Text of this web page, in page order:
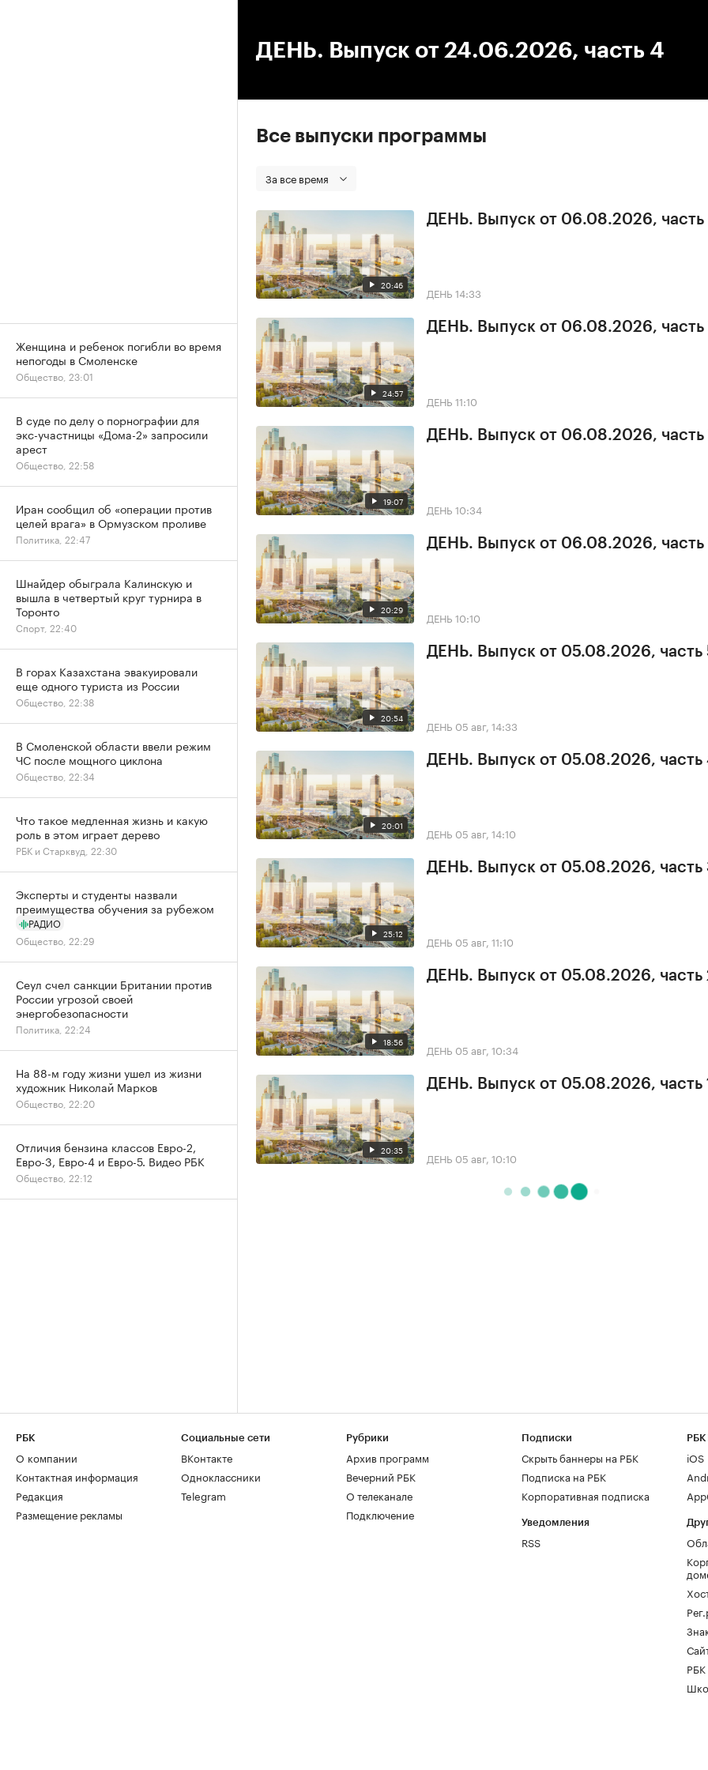
ДЕНЬ. Выпуск от 24.06.2026, часть 4
Все выпуски программы
За все время
20:46
ДЕНЬ. Выпуск от 06.08.2026, часть
ДЕНЬ 14:33
24:57
ДЕНЬ. Выпуск от 06.08.2026, часть
ДЕНЬ 11:10
19:07
ДЕНЬ. Выпуск от 06.08.2026, часть
ДЕНЬ 10:34
20:29
ДЕНЬ. Выпуск от 06.08.2026, часть
ДЕНЬ 10:10
20:54
ДЕНЬ. Выпуск от 05.08.2026, часть
ДЕНЬ 05 авг, 14:33
20:01
ДЕНЬ. Выпуск от 05.08.2026, часть
ДЕНЬ 05 авг, 14:10
25:12
ДЕНЬ. Выпуск от 05.08.2026, часть
ДЕНЬ 05 авг, 11:10
18:56
ДЕНЬ. Выпуск от 05.08.2026, часть
ДЕНЬ 05 авг, 10:34
20:35
ДЕНЬ. Выпуск от 05.08.2026, часть
ДЕНЬ 05 авг, 10:10
Женщина и ребенок погибли во время
непогоды в Смоленске
Общество, 23:01
В суде по делу о порнографии для
экс-участницы «Дома-2» запросили
арест
Общество, 22:58
Иран сообщил об «операции против
целей врага» в Ормузском проливе
Политика, 22:47
Шнайдер обыграла Калинскую и
вышла в четвертый круг турнира в
Торонто
Спорт, 22:40
В горах Казахстана эвакуировали
еще одного туриста из России
Общество, 22:38
В Смоленской области ввели режим
ЧС после мощного циклона
Общество, 22:34
Что такое медленная жизнь и какую
роль в этом играет дерево
РБК и Старквуд, 22:30
Эксперты и студенты назвали
преимущества обучения за рубежом
РАДИО
Общество, 22:29
Сеул счел санкции Британии против
России угрозой своей
энергобезопасности
Политика, 22:24
На 88-м году жизни ушел из жизни
художник Николай Марков
Общество, 22:20
Отличия бензина классов Евро-2,
Евро-3, Евро-4 и Евро-5. Видео РБК
Общество, 22:12
РБК
О компании
Контактная информация
Редакция
Размещение рекламы
Социальные сети
ВКонтакте
Одноклассники
Telegram
Рубрики
Архив программ
Вечерний РБК
О телеканале
Подключение
Подписки
Скрыть баннеры на РБК
Подписка на РБК
Корпоративная подписка
Уведомления
RSS
РБК
iOS